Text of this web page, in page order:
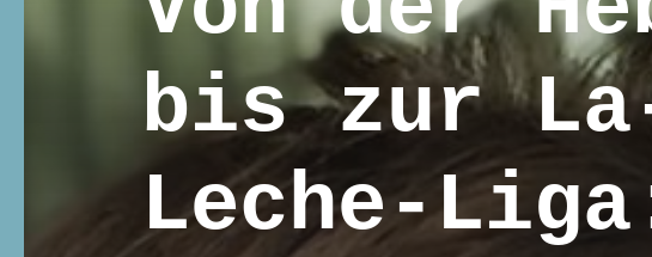
bis zur
Leche-